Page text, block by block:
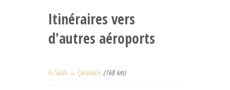
Itinéraires vers
d'autres aéroports
In Salah → Çanakkale (168 km)